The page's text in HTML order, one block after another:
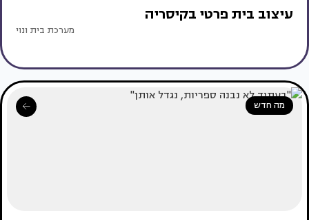
עיצוב בית פרטי בקיסריה
מערכת בית ונוי
מה חדש